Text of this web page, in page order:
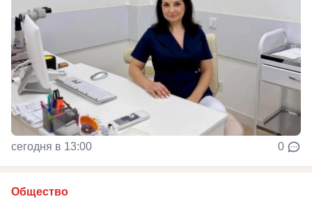
сегодня в 13:00 0
Общество